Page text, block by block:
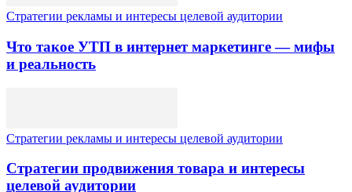
Стратегии рекламы и интересы целевой аудитории
Что такое УТП в интернет маркетинге — мифы
и реальность
Стратегии рекламы и интересы целевой аудитории
Стратегии продвижения товара и интересы
целевой аудитории